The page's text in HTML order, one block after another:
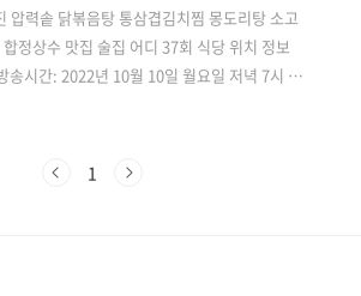
압력솥 닭볶음탕 통삼겹김치찜 몽도리탕 소고
정상수 맛집 술집 어디 37회 식당 위치 정보
송시간: 2022년 10월 10일 월요일 저녁 7시 30
는 식당에서는 일일 줄친구로 배우 류진씨가
아봤습니다. 핫한 동네에서 맛과 멋을 동시에 갖
1